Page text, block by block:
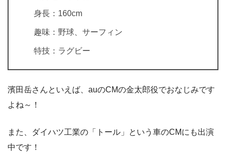
身長：160cm
趣味：野球、サーフィン
特技：ラグビー
濱田岳さんといえば、auのCMの金太郎役でおなじみです
よね～！
また、ダイハツ工業の「トール」という車のCMにも出演
中です！